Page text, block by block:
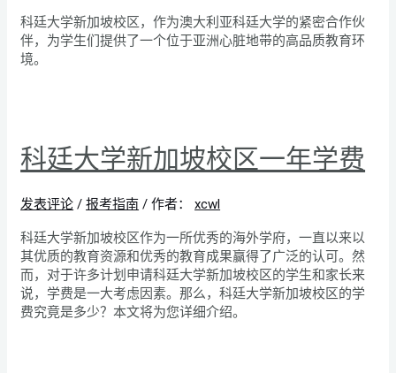
科廷大学新加坡校区，作为澳大利亚科廷大学的紧密合作伙
伴，为学生们提供了一个位于亚洲心脏地带的高品质教育环
境。
科廷大学新加坡校区一年学费
发表评论 /报考指南 / 作者： xcwl
科廷大学新加坡校区作为一所优秀的海外学府，一直以来以
其优质的教育资源和优秀的教育成果赢得了广泛的认可。然
而，对于许多计划申请科廷大学新加坡校区的学生和家长来
说，学费是一大考虑因素。那么，科廷大学新加坡校区的学
费究竟是多少？本文将为您详细介绍。